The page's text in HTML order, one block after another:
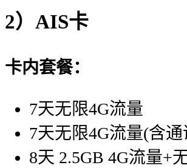
2）AIS卡
卡内套餐：
7天无限4G流量
7天无限4G流量(含通
8天 2.5GB 4G流量+